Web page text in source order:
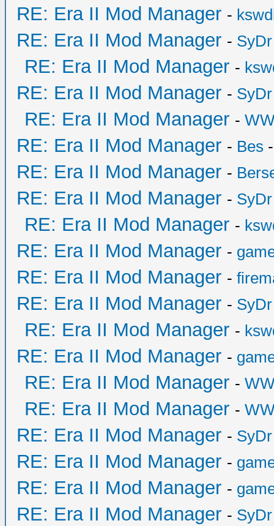
RE: Era II Mod Manager -
RE: Era II Mod Manager - SyDr
RE: Era II Mod Manager -
RE: Era II Mod Manager - SyDr
RE: Era II Mod Manager -
RE: Era II Mod Manager - Bes
RE: Era II Mod Manager -
RE: Era II Mod Manager - SyDr
RE: Era II Mod Manager -
RE: Era II Mod Manager -
RE: Era II Mod Manager -
RE: Era II Mod Manager - SyDr
RE: Era II Mod Manager -
RE: Era II Mod Manager -
RE: Era II Mod Manager -
RE: Era II Mod Manager -
RE: Era II Mod Manager - SyDr
RE: Era II Mod Manager -
RE: Era II Mod Manager -
RE: Era II Mod Manager - SyDr